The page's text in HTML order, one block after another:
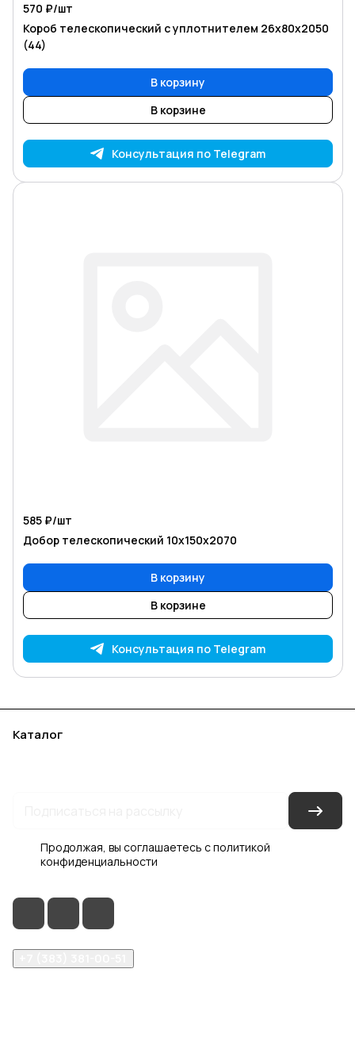
570 ₽/шт
Короб телескопический с уплотнителем 26х80х2050
(44)
В корзину
В корзине
Консультация по Telegram
585 ₽/шт
Добор телескопический 10х150х2070
В корзину
В корзине
Консультация по Telegram
Каталог
Продолжая, вы соглашаетесь сполитикой
конфиденциальности